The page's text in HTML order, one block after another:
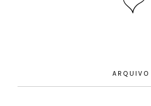
ARQUIVO